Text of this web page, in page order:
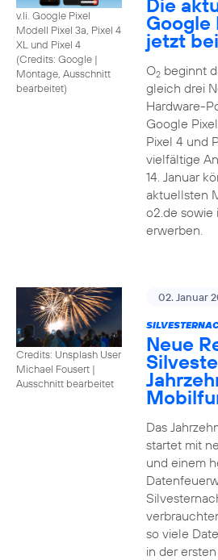
v.li. Google Pixel
Modell Pixel 3a, Pixel 4
XL und Pixel 4
(Credits: Google |
Montage, Ausschnitt
bearbeitet)
Die
jetzt
O2beginnt
gleich drei
Hardware-
Google
Pixel 4 und
vielfältige
14. Januar
aktuellsten
o2.de sowie
erwerben.
Credits: Unsplash User
Michael Fousert |
Ausschnitt bearbeitet
02. Januar
Neue
Das
startet mit
und einem
so viele
in der